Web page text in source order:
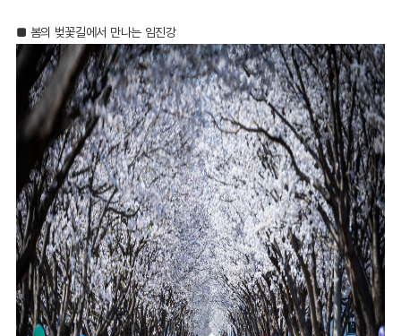
■ 봄의 벚꽃길에서 만나는 임진강